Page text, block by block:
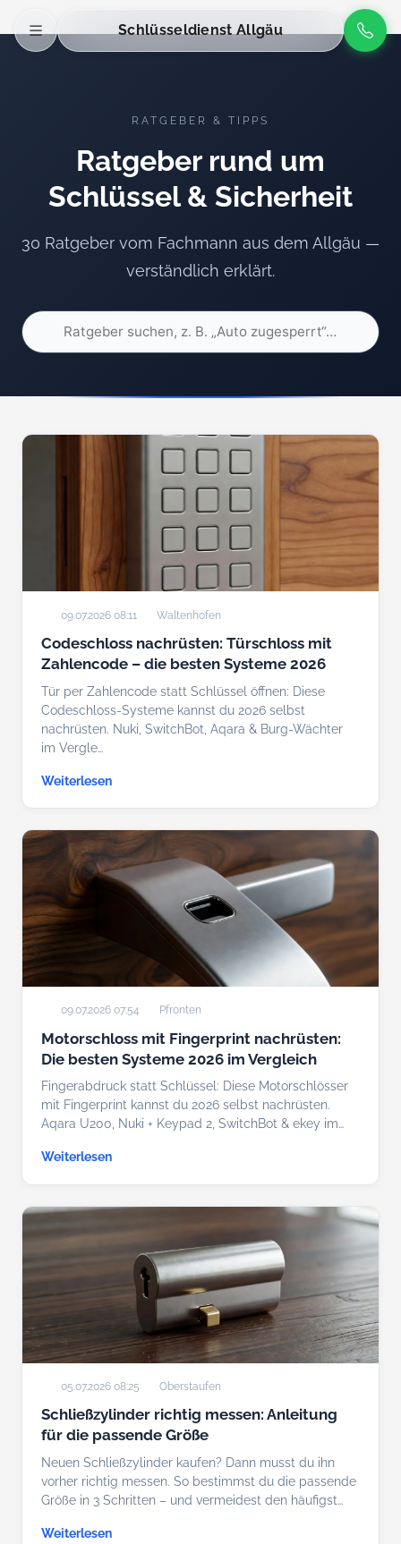
Schlüsseldienst Allgäu
RATGEBER & TIPPS
Ratgeber rund um
Schlüssel & Sicherheit
30 Ratgeber vom Fachmann aus dem Allgäu —
verständlich erklärt.
09.07.2026 08:11 Waltenhofen
Codeschloss nachrüsten: Türschloss mit
Zahlencode – die besten Systeme 2026
Tür per Zahlencode statt Schlüssel öffnen: Diese
Codeschloss-Systeme kannst du 2026 selbst
nachrüsten. Nuki, SwitchBot, Aqara & Burg-Wächter
im Vergle…
Weiterlesen
09.07.2026 07:54 Pfronten
Motorschloss mit Fingerprint nachrüsten:
Die besten Systeme 2026 im Vergleich
Fingerabdruck statt Schlüssel: Diese Motorschlösser
mit Fingerprint kannst du 2026 selbst nachrüsten.
Aqara U200, Nuki + Keypad 2, SwitchBot & ekey im…
Weiterlesen
05.07.2026 08:25 Oberstaufen
Schließzylinder richtig messen: Anleitung
für die passende Größe
Neuen Schließzylinder kaufen? Dann musst du ihn
vorher richtig messen. So bestimmst du die passende
Größe in 3 Schritten – und vermeidest den häufigst…
Weiterlesen